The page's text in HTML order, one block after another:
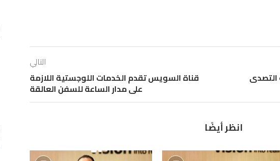
التصدى
التالي
قناة السويس تقدم الخدمات اللوجستية اللازمة
على مدار الساعة للسفن العالقة
انظر أيضًا